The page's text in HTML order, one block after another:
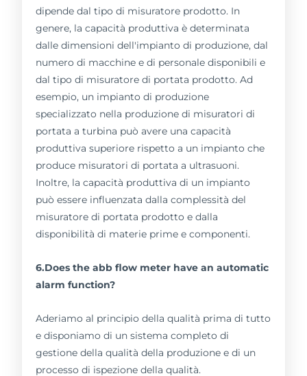
dipende dal tipo di misuratore prodotto. In
genere, la capacità produttiva è determinata
dalle dimensioni dell'impianto di produzione, dal
numero di macchine e di personale disponibili e
dal tipo di misuratore di portata prodotto. Ad
esempio, un impianto di produzione
specializzato nella produzione di misuratori di
portata a turbina può avere una capacità
produttiva superiore rispetto a un impianto che
produce misuratori di portata a ultrasuoni.
Inoltre, la capacità produttiva di un impianto
può essere influenzata dalla complessità del
misuratore di portata prodotto e dalla
disponibilità di materie prime e componenti.
6.Does the abb flow meter have an automatic
alarm function?
Aderiamo al principio della qualità prima di tutto
e disponiamo di un sistema completo di
gestione della qualità della produzione e di un
processo di ispezione della qualità.